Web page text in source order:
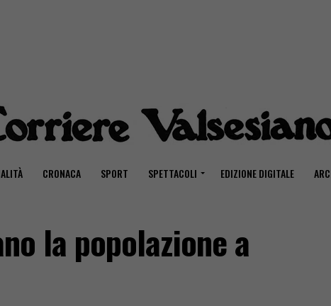
CRONACA SPORT SPETTACOLI EDIZIONE DIGITALE
la popolazione a